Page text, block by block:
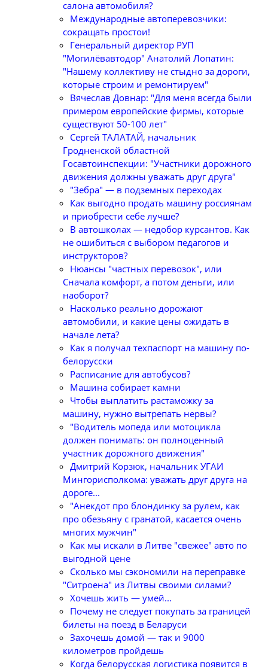
салона автомобиля?
Международные автоперевозчики:
сокращать простои!
Генеральный директор РУП
"Могилёвавтодор" Анатолий Лопатин:
"Нашему коллективу не стыдно за дороги,
которые строим и ремонтируем"
Вячеслав Довнар: "Для меня всегда были
примером европейские фирмы, которые
существуют 50-100 лет"
Сергей ТАЛАТАЙ, начальник
Гродненской областной
Госавтоинспекции: "Участники дорожного
движения должны уважать друг друга"
"Зебра" — в подземных переходах
Как выгодно продать машину россиянам
и приобрести себе лучше?
В автошколах — недобор курсантов. Как
не ошибиться с выбором педагогов и
инструкторов?
Нюансы "частных перевозок", или
Сначала комфорт, а потом деньги, или
наоборот?
Насколько реально дорожают
автомобили, и какие цены ожидать в
начале лета?
Как я получал техпаспорт на машину по-
белорусски
Расписание для автобусов?
Машина собирает камни
Чтобы выплатить растаможку за
машину, нужно вытрепать нервы?
"Водитель мопеда или мотоцикла
должен понимать: он полноценный
участник дорожного движения"
Дмитрий Корзюк, начальник УГАИ
Мингорисполкома: уважать друг друга на
дороге...
"Анекдот про блондинку за рулем, как
про обезьяну с гранатой, касается очень
многих мужчин"
Как мы искали в Литве "свежее" авто по
выгодной цене
Сколько мы сэкономили на переправке
"Ситроена" из Литвы своими силами?
Хочешь жить — умей...
Почему не следует покупать за границей
билеты на поезд в Беларуси
Захочешь домой — так и 9000
километров пройдешь
Когда белорусская логистика появится в